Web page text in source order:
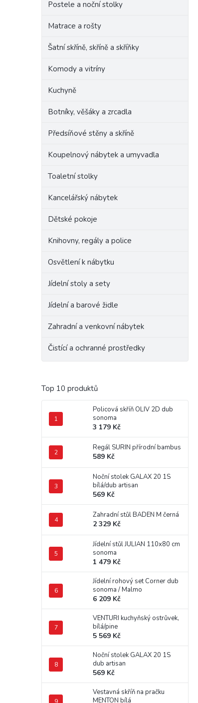
Postele a noční stolky
Matrace a rošty
Šatní skříně, skříně a skříňky
Komody a vitríny
Kuchyně
Botníky, věšáky a zrcadla
Předsíňové stěny a skříně
Koupelnový nábytek a umyvadla
Toaletní stolky
Kancelářský nábytek
Dětské pokoje
Knihovny, regály a police
Osvětlení k nábytku
Jídelní stoly a sety
Jídelní a barové židle
Zahradní a venkovní nábytek
Čistící a ochranné prostředky
Top 10 produktů
Policová skříň OLIV 2D dub
sonoma
3 179 Kč
Regál SURIN přírodní bambus
589 Kč
Noční stolek GALAX 20 1S
bílá/dub artisan
569 Kč
Zahradní stůl BADEN M černá
2 329 Kč
Jídelní stůl JULIAN 110x80 cm
sonoma
1 479 Kč
Jídelní rohový set Corner dub
sonoma / Malmo
6 209 Kč
VENTURI kuchyňský ostrůvek,
bílá/pine
5 569 Kč
Noční stolek GALAX 20 1S
dub artisan
569 Kč
Vestavná skříň na pračku
MENTON bílá